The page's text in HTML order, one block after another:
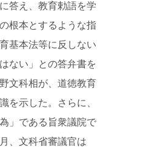
答え、教育勅語を学
根本とするような指
基本法等に反しない
ない」との答弁書を
文科相が、道徳教育
を示した。さらに、
」である旨衆議院で
、文科省審議官は